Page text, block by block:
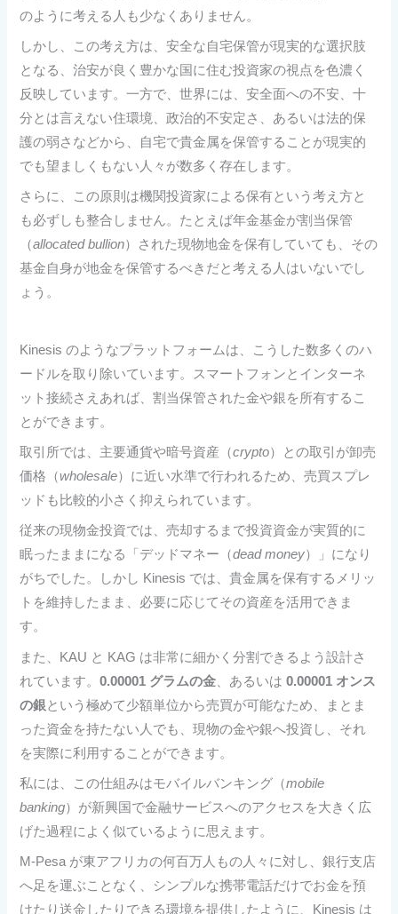
のように考える人も少なくありません。
しかし、この考え方は、安全な自宅保管が現実的な選択肢
となる、治安が良く豊かな国に住む投資家の視点を色濃く
反映しています。一方で、世界には、安全面への不安、十
分とは言えない住環境、政治的不安定さ、あるいは法的保
護の弱さなどから、自宅で貴金属を保管することが現実的
でも望ましくもない人々が数多く存在します。
さらに、この原則は機関投資家による保有という考え方と
も必ずしも整合しません。たとえば年金基金が割当保管
（allocated bullion）された現物地金を保有していても、その
基金自身が地金を保管するべきだと考える人はいないでし
ょう。
Kinesis のようなプラットフォームは、こうした数多くのハ
ードルを取り除いています。スマートフォンとインターネ
ット接続さえあれば、割当保管された金や銀を所有するこ
とができます。
取引所では、主要通貨や暗号資産（crypto）との取引が卸売
価格（wholesale）に近い水準で行われるため、売買スプレ
ッドも比較的小さく抑えられています。
従来の現物金投資では、売却するまで投資資金が実質的に
眠ったままになる「デッドマネー（dead money）」になり
がちでした。しかし Kinesis では、貴金属を保有するメリッ
トを維持したまま、必要に応じてその資産を活用できま
す。
また、KAU と KAG は非常に細かく分割できるよう設計さ
れています。0.00001 グラムの金 、あるいは0.00001 オンス
の銀という極めて少額単位から売買が可能なため、まとま
った資金を持たない人でも、現物の金や銀へ投資し、それ
を実際に利用することができます。
私には、この仕組みはモバイルバンキング（mobile
banking）が新興国で金融サービスへのアクセスを大きく広
げた過程によく似ているように思えます。
M-Pesa が東アフリカの何百万人もの人々に対し、銀行支店
へ足を運ぶことなく、シンプルな携帯電話だけでお金を預
けたり送金したりできる環境を提供したように、Kinesis は